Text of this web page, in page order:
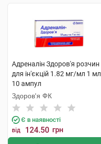
Адреналін Здоров'я розчин
для ін'єкцій 1.82 мг/мл 1 мл
10 ампул
Здоров'я ФК
Є в наявності
від 124.50 грн